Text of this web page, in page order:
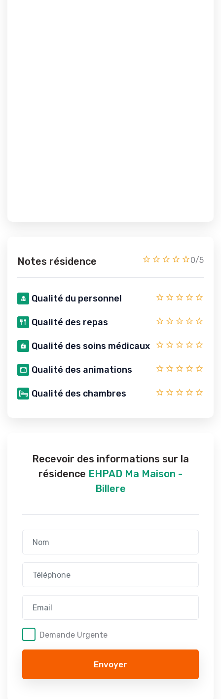
Notes résidence 0/5
Qualité du personnel
Qualité des repas
Qualité des soins médicaux
Qualité des animations
Qualité des chambres
Recevoir des informations sur la
résidence EHPAD Ma Maison -
Billere
Demande Urgente
Envoyer